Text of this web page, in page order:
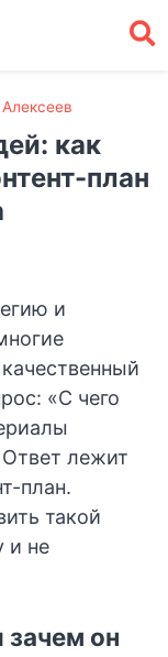
как
план
и
«С чего
Ответ лежит
план.
такой
и не
зачем он